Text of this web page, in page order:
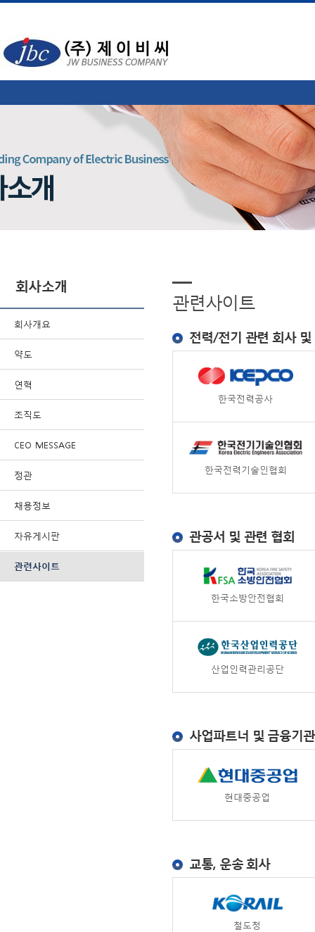
회사소개
회사개요
약도
연혁
조직도
CEO MESSAGE
정관
채용정보
자유게시판
관련사이트
관련사이트
전력/전기 관련 회사 및
한국전력공사
한국전력기술인협회
관공서 및 관련 협회
한국소방안전협회
산업인력관리공단
사업파트너 및 금융기관
현대중공업
교통, 운송 회사
철도청